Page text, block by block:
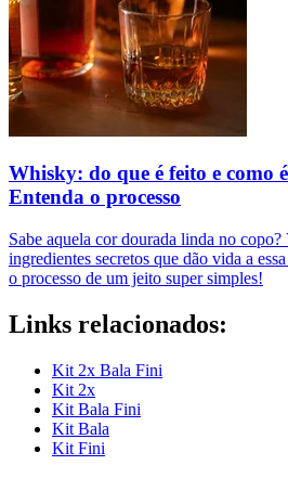
Whisky: do que é feito e como
Entenda o processo
Sabe aquela cor dourada linda no
ingredientes secretos que dão vida a
o processo de um jeito super simples!
Links relacionados:
Kit 2x Bala Fini
Kit 2x
Kit Bala Fini
Kit Bala
Kit Fini